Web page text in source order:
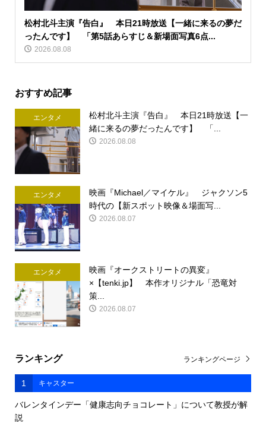
松村北斗主演『告白』 本日21時放送【一緒に来るの夢だ
ったんです】 「第5話あらすじ＆新場面写真6点...
2026.08.08
おすすめ記事
エンタメ
松村北斗主演『告白』 本日21時放送【一
緒に来るの夢だったんです】 「...
2026.08.08
エンタメ
映画『Michael／マイケル』 ジャクソン5
時代の【新スポット映像＆場面写...
2026.08.07
エンタメ
映画『オークストリートの異変』
×【tenki.jp】 本作オリジナル「恐竜対
策...
2026.08.07
ランキング
1 キャスター
バレンタインデー「健康志向チョコレート」について教授が解
説
ランキングページ